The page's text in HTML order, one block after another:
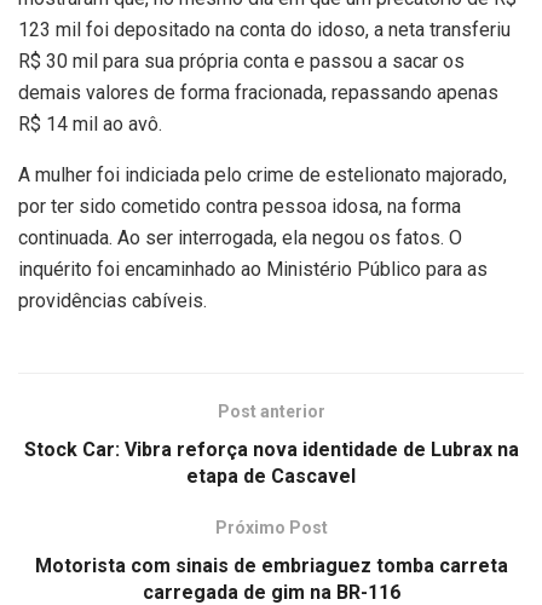
123 mil foi depositado na conta do idoso, a neta transferiu
R$ 30 mil para sua própria conta e passou a sacar os
demais valores de forma fracionada, repassando apenas
R$ 14 mil ao avô.
A mulher foi indiciada pelo crime de estelionato majorado,
por ter sido cometido contra pessoa idosa, na forma
continuada. Ao ser interrogada, ela negou os fatos. O
inquérito foi encaminhado ao Ministério Público para as
providências cabíveis.
Post anterior
Stock Car: Vibra reforça nova identidade de Lubrax na
etapa de Cascavel
Próximo Post
Motorista com sinais de embriaguez tomba carreta
carregada de gim na BR-116